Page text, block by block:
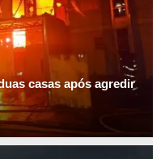
casas após agredir